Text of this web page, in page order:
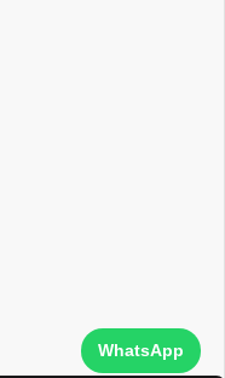
WhatsApp